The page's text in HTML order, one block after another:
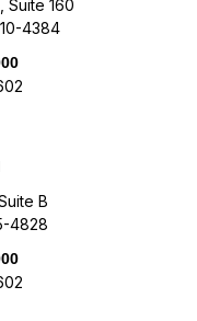
Suite 160
4384
B
4828